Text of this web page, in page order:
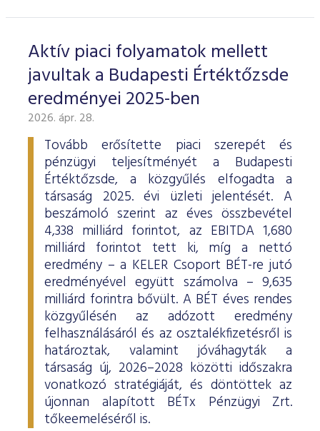
Aktív piaci folyamatok mellett
javultak a Budapesti Értéktőzsde
eredményei 2025-ben
2026. ápr. 28.
Tovább erősítette piaci szerepét és
pénzügyi teljesítményét a Budapesti
Értéktőzsde, a közgyűlés elfogadta a
társaság 2025. évi üzleti jelentését. A
beszámoló szerint az éves összbevétel
4,338 milliárd forintot, az EBITDA 1,680
milliárd forintot tett ki, míg a nettó
eredmény – a KELER Csoport BÉT-re jutó
eredményével együtt számolva – 9,635
milliárd forintra bővült. A BÉT éves rendes
közgyűlésén az adózott eredmény
felhasználásáról és az osztalékfizetésről is
határoztak, valamint jóváhagyták a
társaság új, 2026–2028 közötti időszakra
vonatkozó stratégiáját, és döntöttek az
újonnan alapított BÉTx Pénzügyi Zrt.
tőkeemeléséről is.